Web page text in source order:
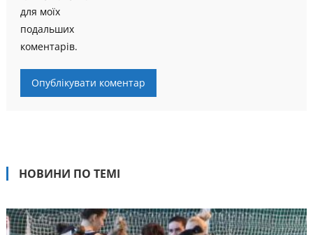
для моїх
подальших
коментарів.
НОВИНИ ПО ТЕМІ